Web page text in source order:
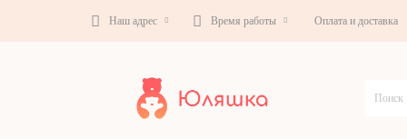
Наш адрес Время работы Оплата и доставка